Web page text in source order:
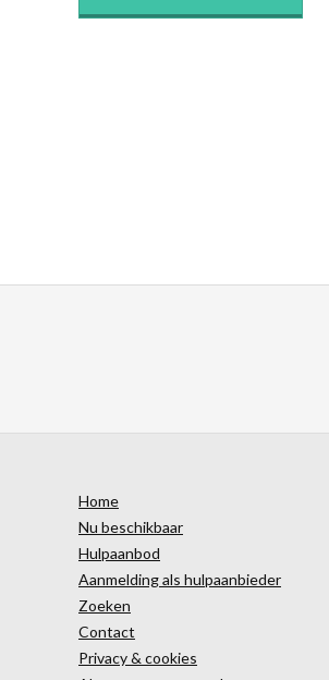
Home
Nu beschikbaar
Hulpaanbod
Aanmelding als hulpaanbieder
Zoeken
Contact
Privacy & cookies